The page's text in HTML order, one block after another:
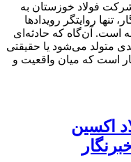
فولاد خوزستان به
تنها روایتگر رویدادها
است. آن‌گاه که حادثه‌ای
متولد می‌شود یا حقیقتی
است که میان واقعیت و
اکسین